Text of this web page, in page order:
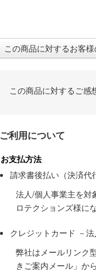
この商品に対するお客
この商品に対するご感
ご利用について
お支払方法
請求書後払い（決済代
法人/個人事業主を対
ロテクションズ様に
クレジットカード －
弊社はメールリンク
きご案内メール」か